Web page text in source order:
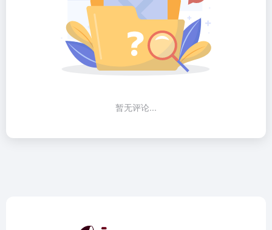
暂无评论...